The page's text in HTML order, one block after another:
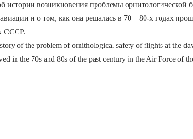
истории возникновения проблемы орнитологической
и о том, как она решалась в 70—80-х годах
СССР.
of the problem of ornithological safety of flights at the
in the 70s and 80s of the past century in the Air Force of